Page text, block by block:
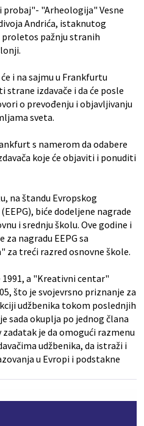
probaj"- "Arheologija" Vesne
Andrića, istaknutog
proletos pažnju stranih
i na sajmu u Frankfurtu
izdavače i da će posle
o prevođenju i objavljivanju
sveta.
s namerom da odabere
koje će objaviti i ponuditi
na štandu Evropskog
biće dodeljene nagrade
i srednju školu. Ove godine i
nagradu EEPG sa
za treći razred osnovne škole.
a "Kreativni centar"
što je svojevrsno priznanje za
udžbenika tokom poslednjih
sada okuplja po jednog člana
je da omogući razmenu
udžbenika, da istraži i
u Evropi i podstakne